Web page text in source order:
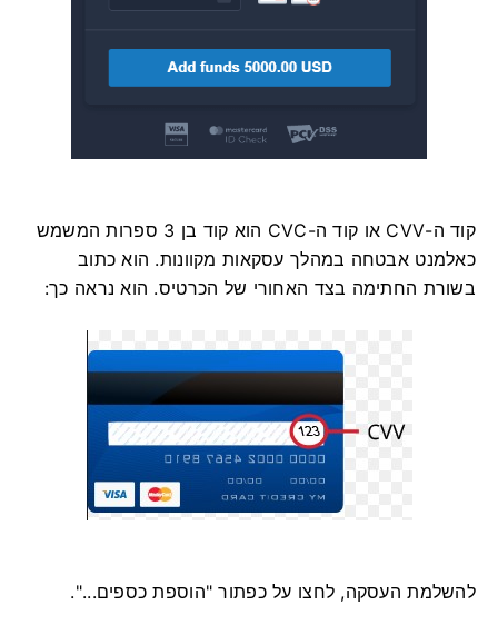
קוד ה-CVV או קוד ה-СVС הוא קוד בן 3 ספרות המשמש
כאלמנט אבטחה במהלך עסקאות מקוונות. הוא כתוב
בשורת החתימה בצד האחורי של הכרטיס. הוא נראה כך:
להשלמת העסקה, לחצו על כפתור "הוספת כספים...".